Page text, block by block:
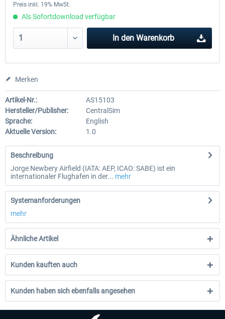
Preis inkl. 19% MwSt.
Als Sofortdownload verfügbar
In den Warenkorb
Merken
Artikel-Nr.:
AS15103
Hersteller/Publisher:
CentralSim
Sprache:
English
Aktuelle Version:
1.0
Beschreibung
Jorge Newbery Airfield (IATA: AEP, ICAO: SABE) ist ein
internationaler Flughafen in der... mehr
Systemanforderungen
mehr
Ähnliche Artikel
Kunden kauften auch
Kunden haben sich ebenfalls angesehen